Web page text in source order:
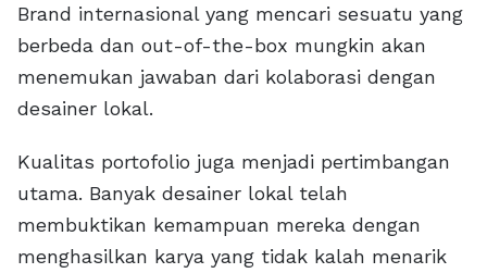
Brand internasional yang mencari sesuatu yang
berbeda dan out-of-the-box mungkin akan
menemukan jawaban dari kolaborasi dengan
desainer lokal.
Kualitas portofolio juga menjadi pertimbangan
utama. Banyak desainer lokal telah
membuktikan kemampuan mereka dengan
menghasilkan karya yang tidak kalah menarik